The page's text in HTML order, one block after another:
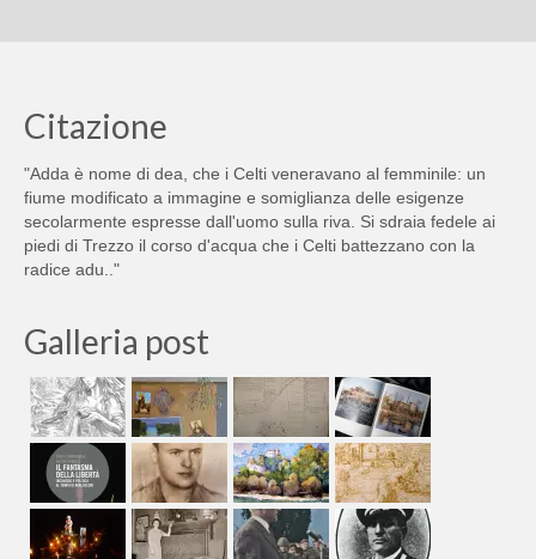
Citazione
"Adda è nome di dea, che i Celti veneravano al femminile: un
fiume modificato a immagine e somiglianza delle esigenze
secolarmente espresse dall'uomo sulla riva. Si sdraia fedele ai
piedi di Trezzo il corso d'acqua che i Celti battezzano con la
radice adu.."
Galleria post